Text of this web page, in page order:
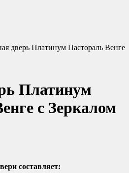
дверь Платинум Пастораль Венге
Платинум
с Зеркалом
составляет: